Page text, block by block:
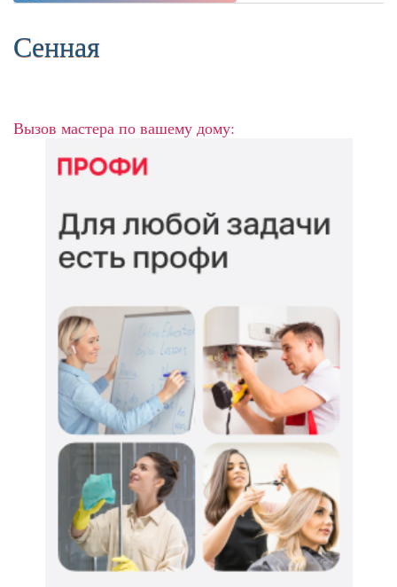
Сенная
Вызов мастера по вашему дому: